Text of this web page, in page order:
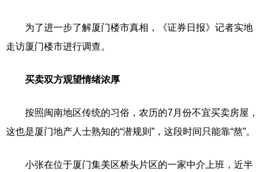
为了进一步了解厦门楼市真相，《证券日报》记者实地
走访厦门楼市进行调查。
买卖双方观望情绪浓厚
按照闽南地区传统的习俗，农历的7月份不宜买卖房屋，
这也是厦门地产人士熟知的“潜规则”，这段时间只能靠“熬”。
小张在位于厦门集美区桥头片区的一家中介上班，近半